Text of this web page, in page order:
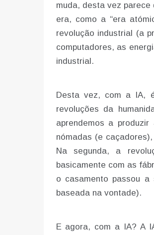
muda, desta vez parece
era, como a “era
revolução industrial (a
computadores, as
industrial.
Desta vez, com a IA,
revoluções da
aprendemos a
nómadas (e
Na segunda, a
basicamente com as
o casamento passou
baseada na vontade).
E agora, com a IA? A